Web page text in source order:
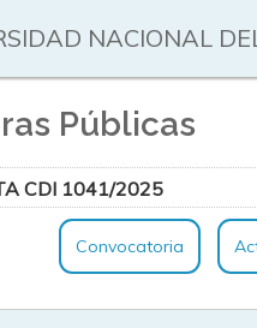
NACIONAL
Públicas
CDI 1041/2025
Convocatoria